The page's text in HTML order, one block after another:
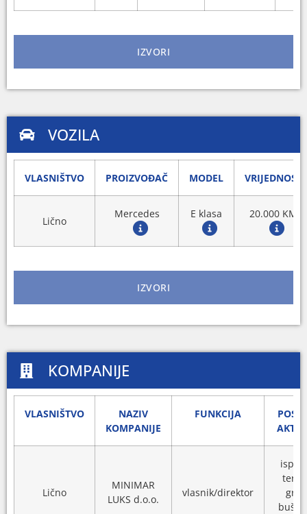
IZVORI
VOZILA
VLASNIŠTVO PROIZVOĐAČ MODEL VRIJEDNOST
Lično
Mercedes E klasa 20.000 KM
IZVORI
KOMPANIJE
VLASNIŠTVO
NAZIV
KOMPANIJE
FUNKCIJA
Lično
MINIMAR
LUKS d.o.o.
vlasnik/direktor